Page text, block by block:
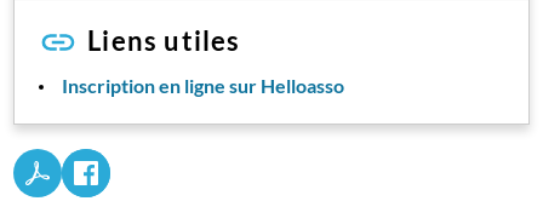
Liens utiles
Inscription en ligne sur Helloasso